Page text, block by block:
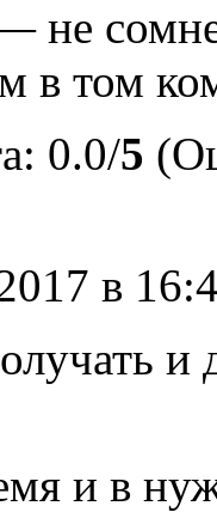
не
в том
0.0/5
в
и
и в